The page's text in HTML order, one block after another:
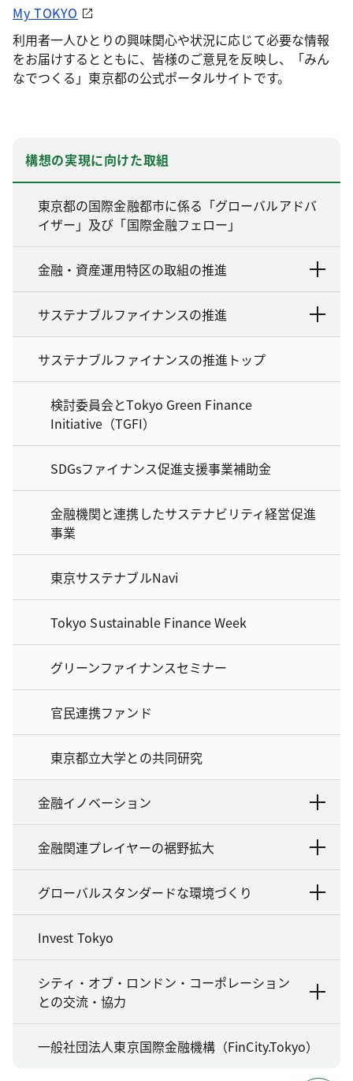
My TOKYO
利用者一人ひとりの興味関心や状況に応じて必要な情報
をお届けするとともに、皆様のご意見を反映し、「みん
なでつくる」東京都の公式ポータルサイトです。
構想の実現に向けた取組
東京都の国際金融都市に係る「グローバルアドバ
イザー」及び「国際金融フェロー」
金融・資産運用特区の取組の推進
サステナブルファイナンスの推進
サステナブルファイナンスの推進トップ
検討委員会とTokyo Green Finance
Initiative（TGFI）
SDGsファイナンス促進支援事業補助金
金融機関と連携したサステナビリティ経営促進
事業
東京サステナブルNavi
Tokyo Sustainable Finance Week
グリーンファイナンスセミナー
官民連携ファンド
東京都立大学との共同研究
金融イノベーション
金融関連プレイヤーの裾野拡大
グローバルスタンダードな環境づくり
Invest Tokyo
シティ・オブ・ロンドン・コーポレーション
との交流・協力
一般社団法人東京国際金融機構（FinCity.Tokyo）